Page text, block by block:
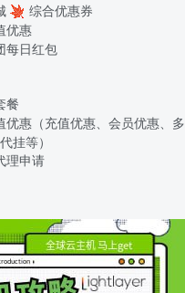
综合优惠券
优惠
每日红包
餐
优惠（充值优惠、会员优惠、多
挂等）
理申请